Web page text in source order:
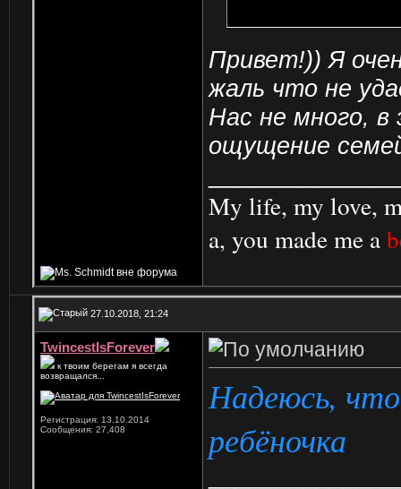
Привет!)) Я
жаль что не
Нас не много,
ощущение
My life, my love,
a, you made me a
27.10.2018, 21:24
TwincestIsForever
к твоим берегам я всегда
возвращался...
Регистрация: 13.10.2014
Сообщения: 27,408
Надеюсь, что
ребёночка